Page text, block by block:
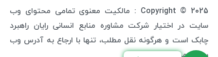
Copyright © 2025 : مالکیت معنوی تمامی محتوای وب
سایت در اختیار شرکت مشاوره منابع انسانی رایان راهبرد
چابک است و هرگونه نقل مطلب، تنها با ارجاع به آدرس وب